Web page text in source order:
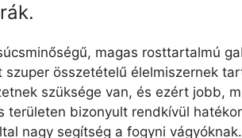
magas rosttartalmú
szuper összetételű élelmiszernek
szüksége van, és ezért jobb,
területen bizonyult rendkívül
nagy segítség a fogyni